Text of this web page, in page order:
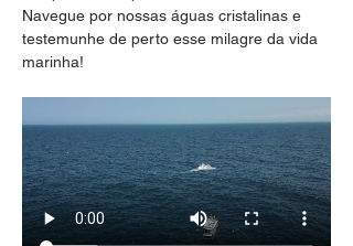
Navegue por nossas águas cristalinas e
testemunhe de perto esse milagre da vida
marinha!